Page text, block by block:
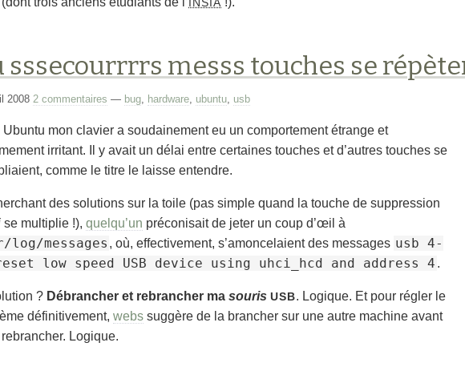
sssecourrrrs messs touches se
2008 2 commentaires — bug hardware ubuntu usb
Ubuntu mon clavier a soudainement eu un comportement étrange et
irritant. Il y avait un délai entre certaines touches et d’autres touches se
comme le titre le laisse entendre.
des solutions sur la toile (pas simple quand la touche de suppression
se multiplie !), quelqu’un préconisait de jeter un coup d’œil à
log/messages , où, effectivement, s’amoncelaient des messages usb 4-
low speed USB device using uhci_hcd and address 4 .
? Débrancher et rebrancher ma souris USB. Logique. Et pour régler le
définitivement, webs suggère de la brancher sur une autre machine avant
Logique.